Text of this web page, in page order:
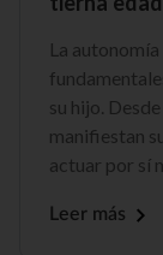
La
su hijo.
manifiestan
actuar por sí
Leer más